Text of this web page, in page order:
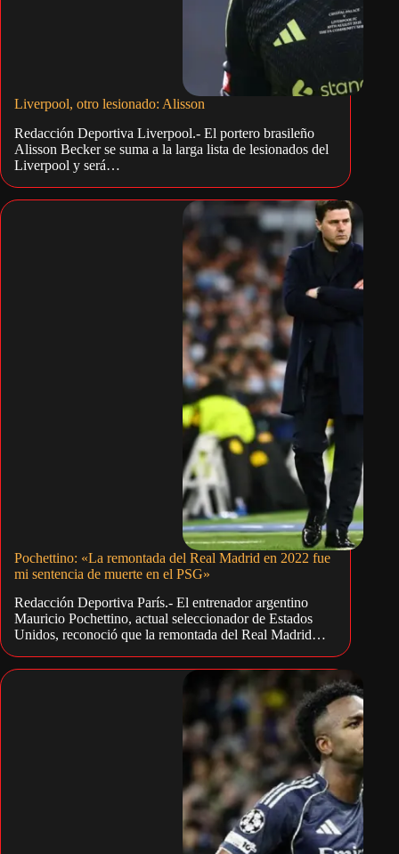
Liverpool, otro lesionado: Alisson
Redacción Deportiva Liverpool.- El portero brasileño
Alisson Becker se suma a la larga lista de lesionados del
Liverpool y será…
Pochettino: «La remontada del Real Madrid en 2022 fue
mi sentencia de muerte en el PSG»
Redacción Deportiva París.- El entrenador argentino
Mauricio Pochettino, actual seleccionador de Estados
Unidos, reconoció que la remontada del Real Madrid…